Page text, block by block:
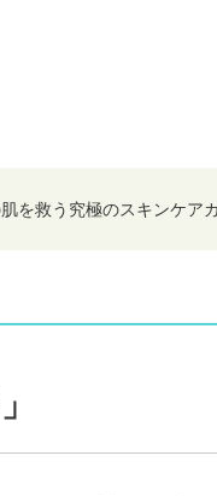
を救う究極のスキンケアガ